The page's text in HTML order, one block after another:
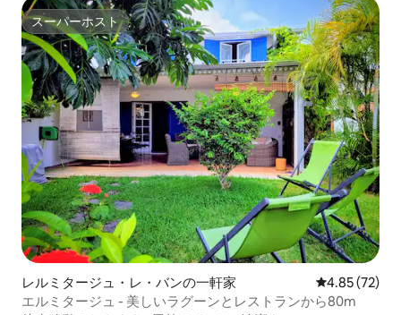
スーパーホスト
スーパーホスト
レルミタージュ・レ・バンの一軒家 レビュー72
4.85 (72)
エルミタージュ - 美しいラグーンとレストランから80m